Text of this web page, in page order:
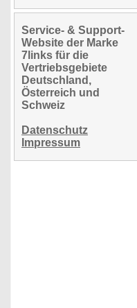
Service- & Support-
Website der Marke
7links für die
Vertriebsgebiete
Deutschland,
Österreich und
Schweiz
Datenschutz
Impressum